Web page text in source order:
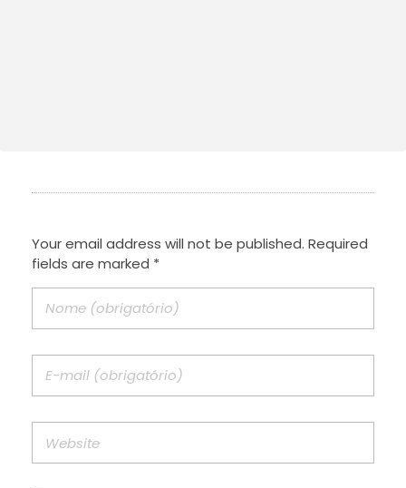
Your email address will not be published. Required
fields are marked *